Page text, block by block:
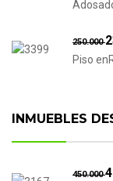
250.000
Piso
INMUEBLES
450.000